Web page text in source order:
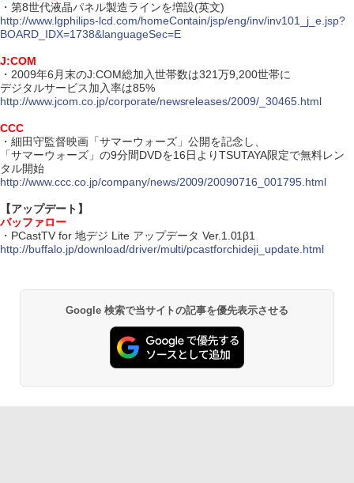
・第8世代液晶パネル製造ラインを増設(英文)
http://www.lgphilips-lcd.com/homeContain/jsp/eng/inv/inv101_j_e.jsp?
BOARD_IDX=1738&languageSec=E
J:COM
・2009年6月末のJ:COM総加入世帯数は321万9,200世帯に
デジタルサービス加入率は85%
http://www.jcom.co.jp/corporate/newsreleases/2009/_30465.html
CCC
・細田守監督映画「サマーウォーズ」公開を記念し、
「サマーウォーズ」の9分間DVDを16日よりTSUTAYA限定で無料レン
タル開始
http://www.ccc.co.jp/company/news/2009/20090716_001795.html
【アップデート】
バッファロー
・PCastTV for 地デジ Lite アップデータ Ver.1.01β1
http://buffalo.jp/download/driver/multi/pcastforchideji_update.html
Google 検索で当サイトの記事を優先表示させる